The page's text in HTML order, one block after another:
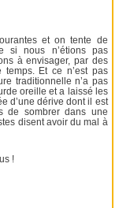
et on tente de
si nous n’étions pas
à envisager, par des
Et ce n’est pas
traditionnelle n’a pas
oreille et a laissé les
d’une dérive dont il est
de sombrer dans une
disent avoir du mal à
!